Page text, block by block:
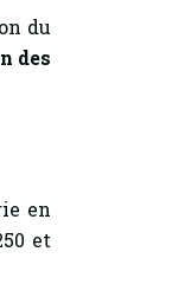
du
des
en
et